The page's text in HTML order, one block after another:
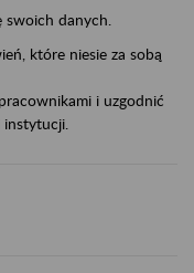
swoich danych.
które niesie za sobą
i uzgodnić